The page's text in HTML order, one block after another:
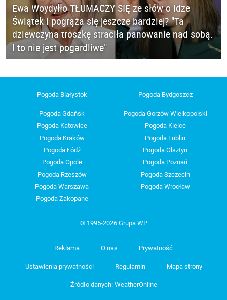
Ewa Woydyłło TŁUMACZY SIĘ ze słów o Idze
Świątek i pogrąża się jeszcze bardziej? "Ta
dziewczyna troszkę straciła panowanie nad sobą.
I to nie jest pogardliwe"
Pogoda Białystok Pogoda Bydgoszcz
Pogoda Gdańsk
Pogoda Gorzów Wielkopolski
Pogoda Katowice
Pogoda Kielce
Pogoda Kraków
Pogoda Lublin
Pogoda Łódź
Pogoda Olsztyn
Pogoda Opole
Pogoda Poznań
Pogoda Rzeszów
Pogoda Szczecin
Pogoda Warszawa
Pogoda Wrocław
Pogoda Zakopane
© 1995-2026 Grupa WP
Reklama O nas Prywatność
Ustawienia prywatności Regulamin Mapa strony
Źródło danych: WeatherOnline